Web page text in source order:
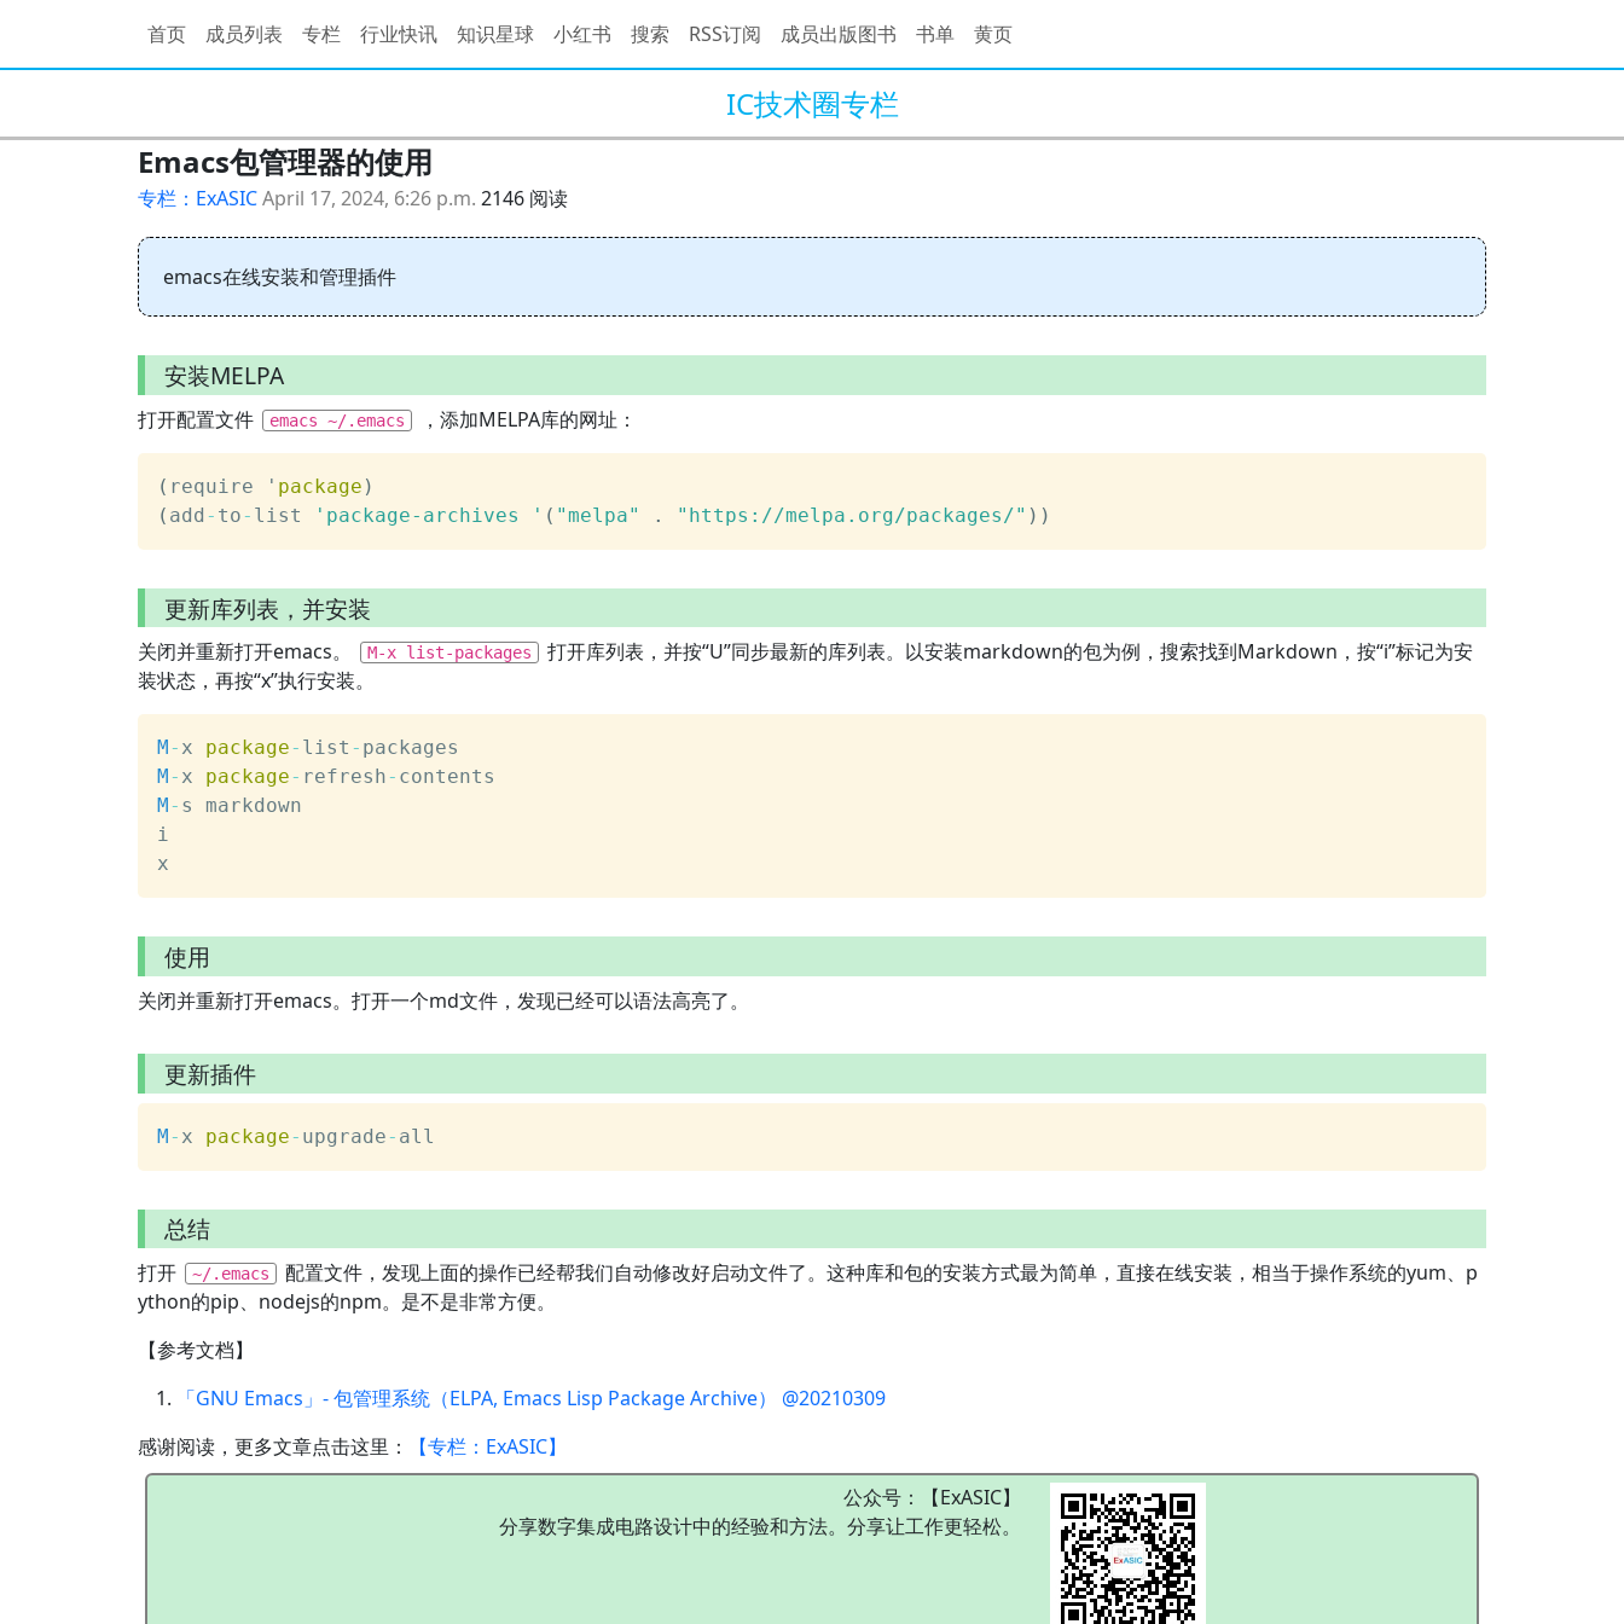
首页 成员列表 专栏 行业快讯 知识星球 小红书 搜索 RSS订阅 成员出版图书 书单 黄页
IC技术圈专栏
Emacs包管理器的使用
专栏：ExASICApril 17, 2024, 6:26 p.m. 2146 阅读
emacs在线安装和管理插件
安装MELPA
打开配置文件 emacs ~/.emacs ，添加MELPA库的网址：
( require ' package )
( add - to- list 'package-archives ' ( "melpa" . "https://melpa.org/packages/" ) )
更新库列表，并安装
关闭并重新打开emacs。 M-x list-packages
打开库列表，并按“U”同步最新的库列表。以安装markdown的包为例，搜索找到Markdown，按“i”标记为安
装状态，再按“x”执行安装。
M - x package- list - packages
M - x package- refresh- contents
M - s markdown
i
x
使用
关闭并重新打开emacs。打开一个md文件，发现已经可以语法高亮了。
更新插件
M- x package- upgrade- all
总结
打开 ~/.emacs
配置文件，发现上面的操作已经帮我们自动修改好启动文件了。这种库和包的安装方式最为简单，直接在线安装，相当于操作系统的yum、p
ython的pip、nodejs的npm。是不是非常方便。
【参考文档】
「GNU Emacs」- 包管理系统（ELPA, Emacs Lisp Package Archive） @20210309
感谢阅读，更多文章点击这里：
【专栏：ExASIC】
公众号：【ExASIC】
分享数字集成电路设计中的经验和方法。分享让工作更轻松。